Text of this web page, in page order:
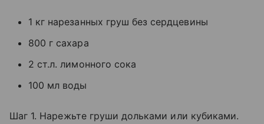
1 кг нарезанных груш без сердцевины
800 г сахара
2 ст.л. лимонного сока
100 мл воды
Шаг 1. Нарежьте груши дольками или кубиками.